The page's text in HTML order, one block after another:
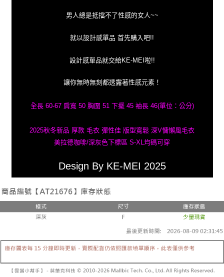
男人總是抵擋不了性感的女人~~
就以設計感單品 首先購入吧!!
設計感單品就交給KE-MEI啦!!
讓你無時無刻都透露著性感元素！
全長 60-67 肩寬 50 胸圍 51 下擺 45 袖長 46(單位：公分)
2025秋冬新品 厚款 毛衣 彈性佳 版型寬鬆 深V慵懶風毛衣
美拉德咖啡/深灰色下標區 S-XL均碼可穿
Design By KE-MEI 2025